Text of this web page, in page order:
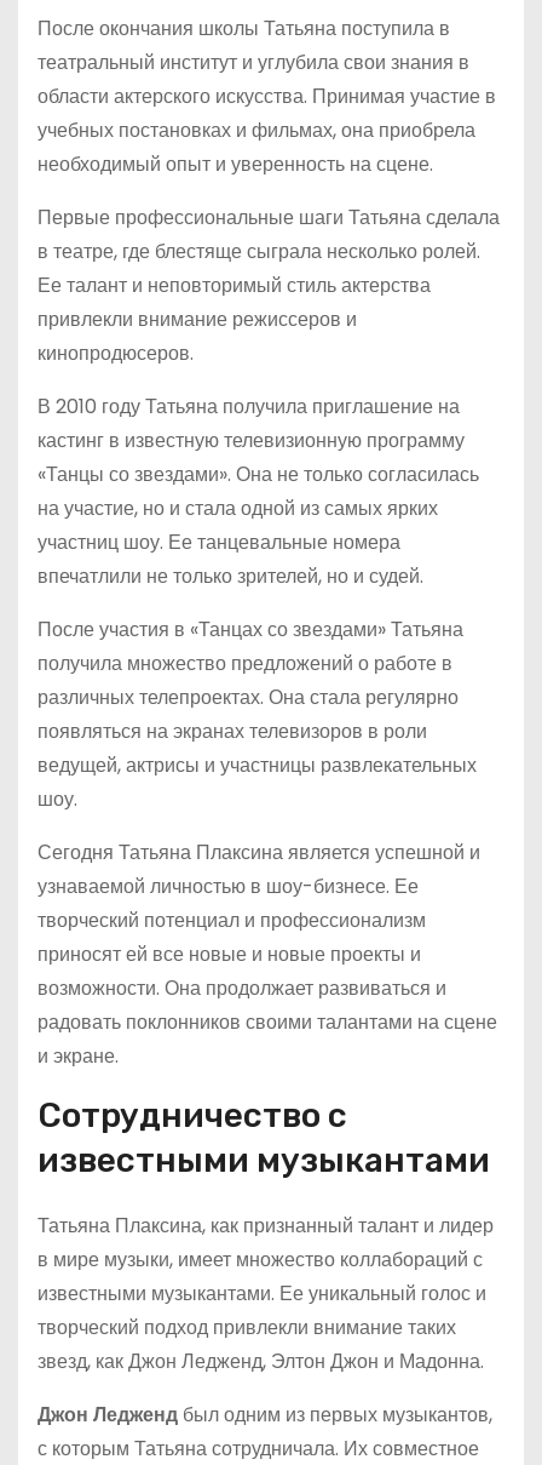
После окончания школы Татьяна поступила в
театральный институт и углубила свои знания в
области актерского искусства. Принимая участие в
учебных постановках и фильмах, она приобрела
необходимый опыт и уверенность на сцене.
Первые профессиональные шаги Татьяна сделала
в театре, где блестяще сыграла несколько ролей.
Ее талант и неповторимый стиль актерства
привлекли внимание режиссеров и
кинопродюсеров.
В 2010 году Татьяна получила приглашение на
кастинг в известную телевизионную программу
«Танцы со звездами». Она не только согласилась
на участие, но и стала одной из самых ярких
участниц шоу. Ее танцевальные номера
впечатлили не только зрителей, но и судей.
После участия в «Танцах со звездами» Татьяна
получила множество предложений о работе в
различных телепроектах. Она стала регулярно
появляться на экранах телевизоров в роли
ведущей, актрисы и участницы развлекательных
шоу.
Сегодня Татьяна Плаксина является успешной и
узнаваемой личностью в шоу-бизнесе. Ее
творческий потенциал и профессионализм
приносят ей все новые и новые проекты и
возможности. Она продолжает развиваться и
радовать поклонников своими талантами на сцене
и экране.
Сотрудничество с
известными музыкантами
Татьяна Плаксина, как признанный талант и лидер
в мире музыки, имеет множество коллабораций с
известными музыкантами. Ее уникальный голос и
творческий подход привлекли внимание таких
звезд, как Джон Ледженд, Элтон Джон и Мадонна.
Джон Ледженд был одним из первых музыкантов,
с которым Татьяна сотрудничала. Их совместное